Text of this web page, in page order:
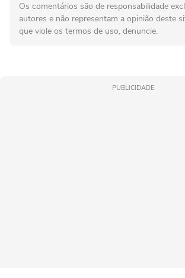
Os comentários são de responsabilidade
autores e não representam a opinião deste
que viole os termos de uso, denuncie.
PUBLICIDADE